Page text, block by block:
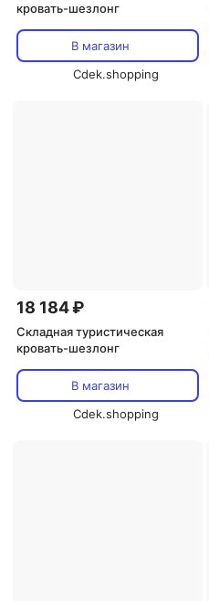
кровать-шезлонг
В магазин
Cdek.shopping
18 184 ₽
Складная туристическая
кровать-шезлонг
В магазин
Cdek.shopping